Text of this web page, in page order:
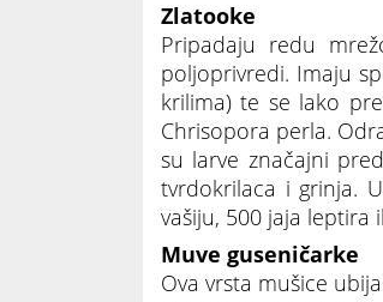
Zlatooke
Pripadaju redu
poljoprivredi. Imaju
krilima) te se lako
Chrisopora perla.
su larve značajni
tvrdokrilaca i grinja.
vašiju, 500 jaja leptira
Muve guseničarke
Ova vrsta mušice